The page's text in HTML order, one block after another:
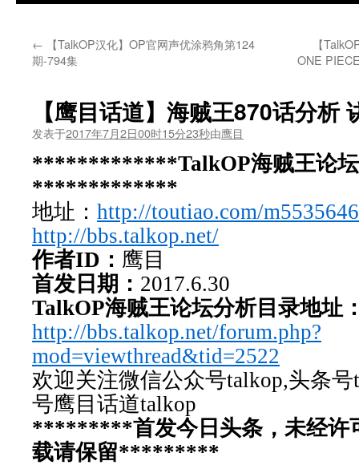
文← 【TalkOP汉化】OP官网声优涂鸦角第124
期-794集
【
ONE
【鹰目话道】海贼王870话分析
发表于2017年7月2日00时15分23秒由鹰目
*************TalkOP海贼王论坛
*************
地址： http://toutiao.com/
http://bbs.talkop.net/
作者ID： 鹰目
首发日期： 2017.6.30
TalkOP海贼王论坛分析目录地址
http://bbs.talkop.net/forum.php?
mod=viewthread&tid=2522
欢迎关注微信公众号talkop,头条
号鹰目话道talkop
*********首发今日头条，未经许
载请保留*********